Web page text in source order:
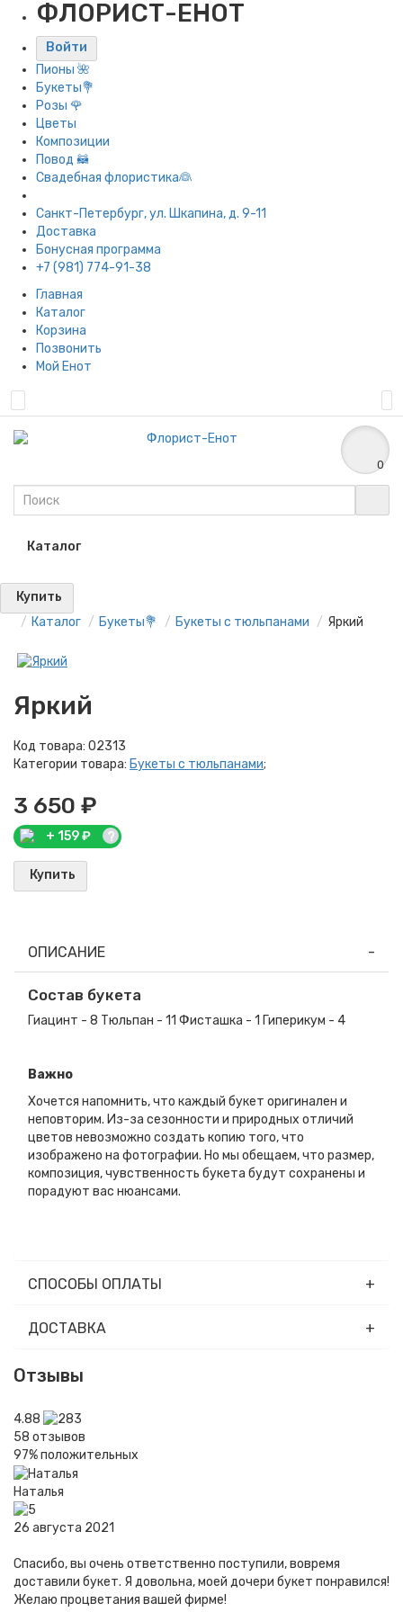
ФЛОРИСТ-ЕНОТ
Войти
Пионы 🌺
Букеты💐
Розы 🌹
Цветы
Композиции
Повод 🦝
Свадебная флористика👰
Санкт-Петербург, ул. Шкапина, д. 9-11
Доставка
Бонусная программа
+7 (981) 774-91-38
Главная
Каталог
Корзина
Позвонить
Мой Енот
0
Каталог
Купить
Каталог
Букеты💐 Букеты с тюльпанами Яркий
Яркий
Код товара: 02313
Категории товара: Букеты с тюльпанами;
3 650 ₽
+ 159₽ ?
Купить
ОПИСАНИЕ
Состав букета
Гиацинт - 8 Тюльпан - 11 Фисташка - 1 Гиперикум - 4
Важно
Хочется напомнить, что каждый букет оригинален и
неповторим. Из-за сезонности и природных отличий
цветов невозможно создать копию того, что
изображено на фотографии. Но мы обещаем, что размер,
композиция, чувственность букета будут сохранены и
порадуют вас нюансами.
СПОСОБЫ ОПЛАТЫ
ДОСТАВКА
Отзывы
4.88
58 отзывов
97%положительных
Наталья
26 августа 2021
Спасибо, вы очень ответственно поступили, вовремя
доставили букет. Я довольна, моей дочери букет понравился!
Желаю процветания вашей фирме!